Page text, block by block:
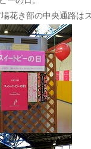
花き部の中央通路は